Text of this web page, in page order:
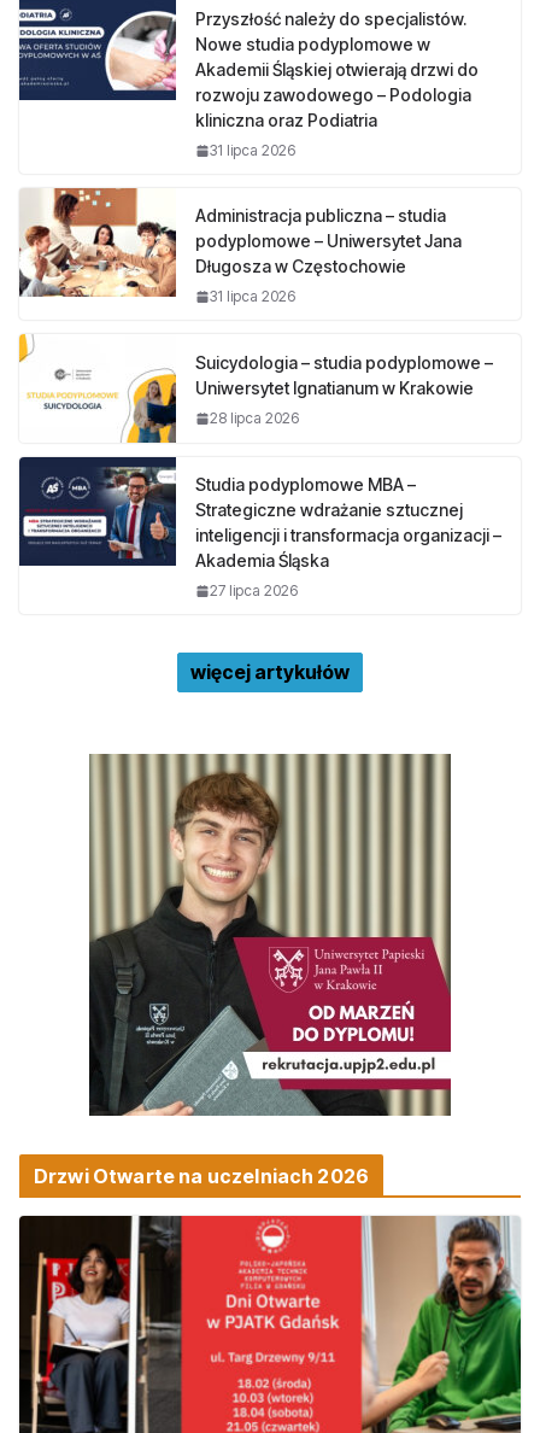
Przyszłość należy do specjalistów.
Nowe studia podyplomowe w
Akademii Śląskiej otwierają drzwi do
rozwoju zawodowego – Podologia
kliniczna oraz Podiatria
31 lipca 2026
Administracja publiczna – studia
podyplomowe – Uniwersytet Jana
Długosza w Częstochowie
31 lipca 2026
Suicydologia – studia podyplomowe –
Uniwersytet Ignatianum w Krakowie
28 lipca 2026
Studia podyplomowe MBA –
Strategiczne wdrażanie sztucznej
inteligencji i transformacja organizacji –
Akademia Śląska
27 lipca 2026
więcej artykułów
Drzwi Otwarte na uczelniach 2026